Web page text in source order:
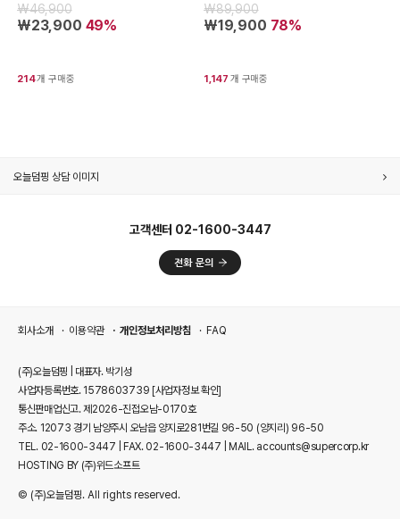
₩46,900
₩23,900 49%
214개 구매중
₩89,900
₩19,900 78%
1,147 개 구매중
오늘덤핑 상담 이미지
고객센터 02-1600-3447
회사소개 이용약관 개인정보처리방침 FAQ
(주)오늘덤핑 | 대표자. 박기성
사업자등록번호. 1578603739 [사업자정보 확인]
통신판매업신고. 제2026-진접오남-0170호
주소. 12073 경기 남양주시 오남읍 양지로281번길 96-50 (양지리) 96-50
TEL. 02-1600-3447 | FAX. 02-1600-3447 | MAIL. accounts@supercorp.kr
HOSTING BY (주)위드소프트
© (주)오늘덤핑. All rights reserved.